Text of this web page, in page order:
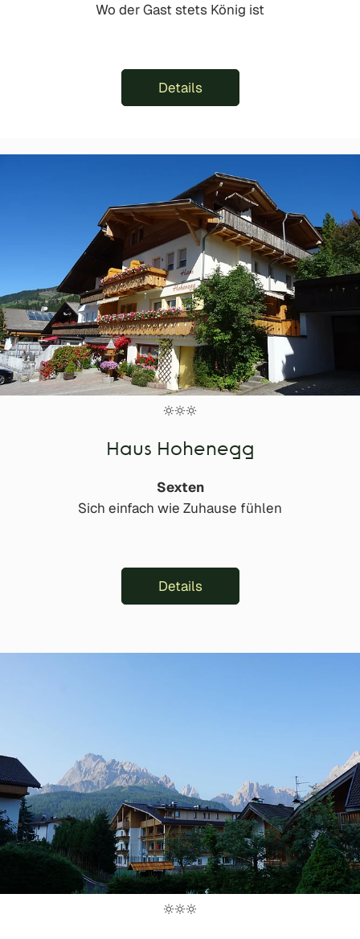
Wo der Gast stets König ist
Details
Haus Hohenegg
Sexten
Sich einfach wie Zuhause fühlen
Details